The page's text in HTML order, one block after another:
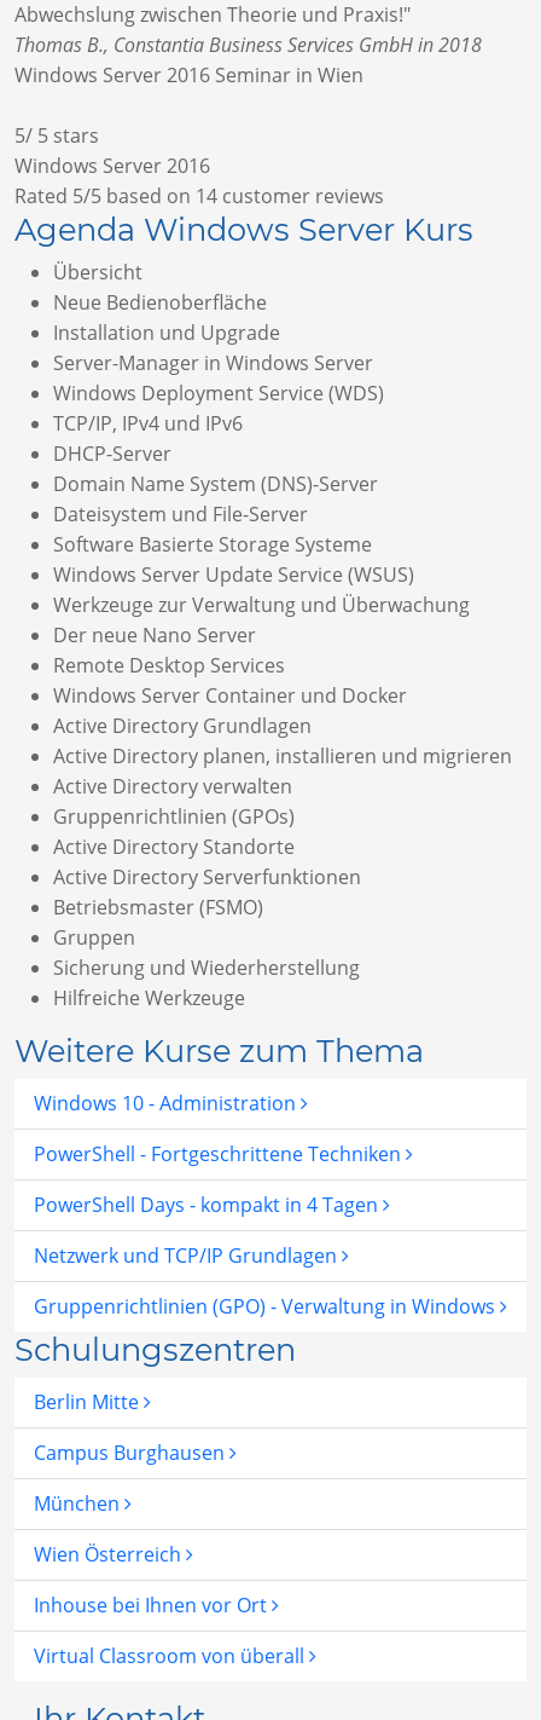
Abwechslung zwischen Theorie und Praxis!"
Thomas B., Constantia Business Services GmbH in 2018
Windows Server 2016 Seminar in Wien
5/ 5 stars
Windows Server 2016
Rated 5/5 based on 14 customer reviews
Agenda Windows Server Kurs
Übersicht
Neue Bedienoberfläche
Installation und Upgrade
Server-Manager in Windows Server
Windows Deployment Service (WDS)
TCP/IP, IPv4 und IPv6
DHCP-Server
Domain Name System (DNS)-Server
Dateisystem und File-Server
Software Basierte Storage Systeme
Windows Server Update Service (WSUS)
Werkzeuge zur Verwaltung und Überwachung
Der neue Nano Server
Remote Desktop Services
Windows Server Container und Docker
Active Directory Grundlagen
Active Directory planen, installieren und migrieren
Active Directory verwalten
Gruppenrichtlinien (GPOs)
Active Directory Standorte
Active Directory Serverfunktionen
Betriebsmaster (FSMO)
Gruppen
Sicherung und Wiederherstellung
Hilfreiche Werkzeuge
Weitere Kurse zum Thema
Windows 10 - Administration
PowerShell - Fortgeschrittene Techniken
PowerShell Days - kompakt in 4 Tagen
Netzwerk und TCP/IP Grundlagen
Gruppenrichtlinien (GPO) - Verwaltung in Windows
Schulungszentren
Berlin Mitte
Campus Burghausen
München
Wien Österreich
Inhouse bei Ihnen vor Ort
Virtual Classroom von überall